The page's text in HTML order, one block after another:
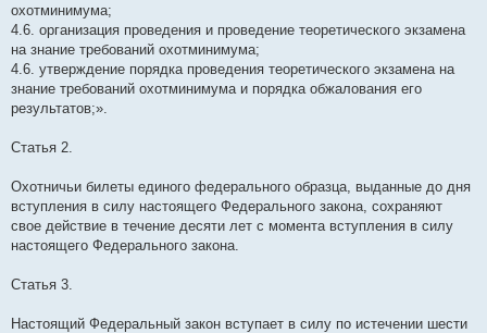
охотминимума;
4.6. организация проведения и проведение теоретического экзамена
на знание требований охотминимума;
4.6. утверждение порядка проведения теоретического экзамена на
знание требований охотминимума и порядка обжалования его
результатов;».
Статья 2.
Охотничьи билеты единого федерального образца, выданные до дня
вступления в силу настоящего Федерального закона, сохраняют
свое действие в течение десяти лет с момента вступления в силу
настоящего Федерального закона.
Статья 3.
Настоящий Федеральный закон вступает в силу по истечении шести